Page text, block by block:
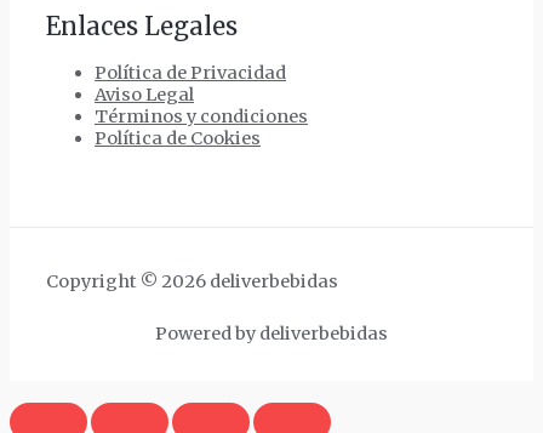
Enlaces Legales
Política de Privacidad
Aviso Legal
Términos y condiciones
Política de Cookies
Copyright © 2026 deliverbebidas
Powered by deliverbebidas